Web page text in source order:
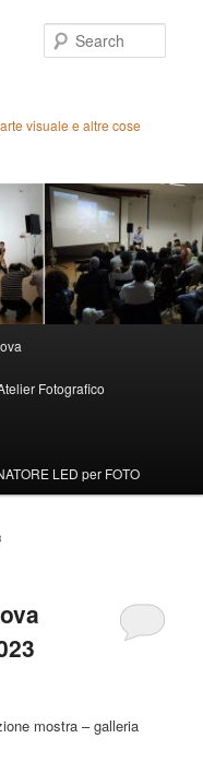
visuale e altre cose
Fotografico
LED per FOTO
mostra – galleria